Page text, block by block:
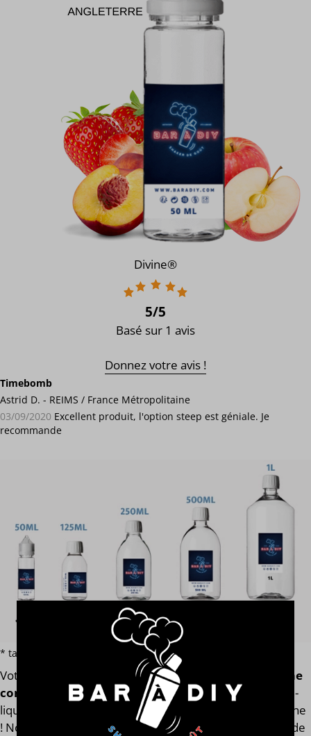
* tarif par volume hors additif et e-liquide terpène ou macérat
Votre e-liquide Timebombest assemblé
avec l'arôme
concentré original de la marque Divine®. Finis les e-
liquides trop dilués après l'ajout des boosters de nicotine
! Notre calculateur mesure votre e-liquide en fonction de
Divine®
5/5
Basé sur 1 avis
Donnez votre avis !
Timebomb
Astrid D. - REIMS / France Métropolitaine
03/09/2020 Excellent produit, l'option steep est géniale. Je
recommande